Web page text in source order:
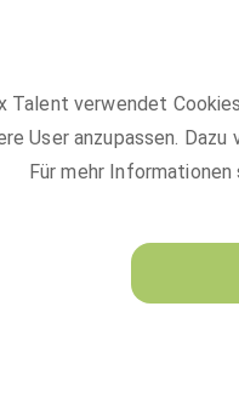
Talent verwendet
User anzupassen.
Für mehr Informationen